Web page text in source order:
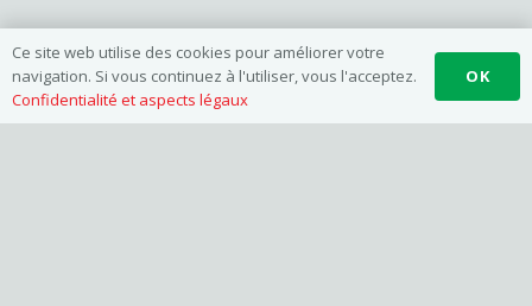
Ce site web utilise des cookies pour améliorer votre
navigation. Si vous continuez à l'utiliser, vous l'acceptez.
Confidentialité et aspects légaux
OK